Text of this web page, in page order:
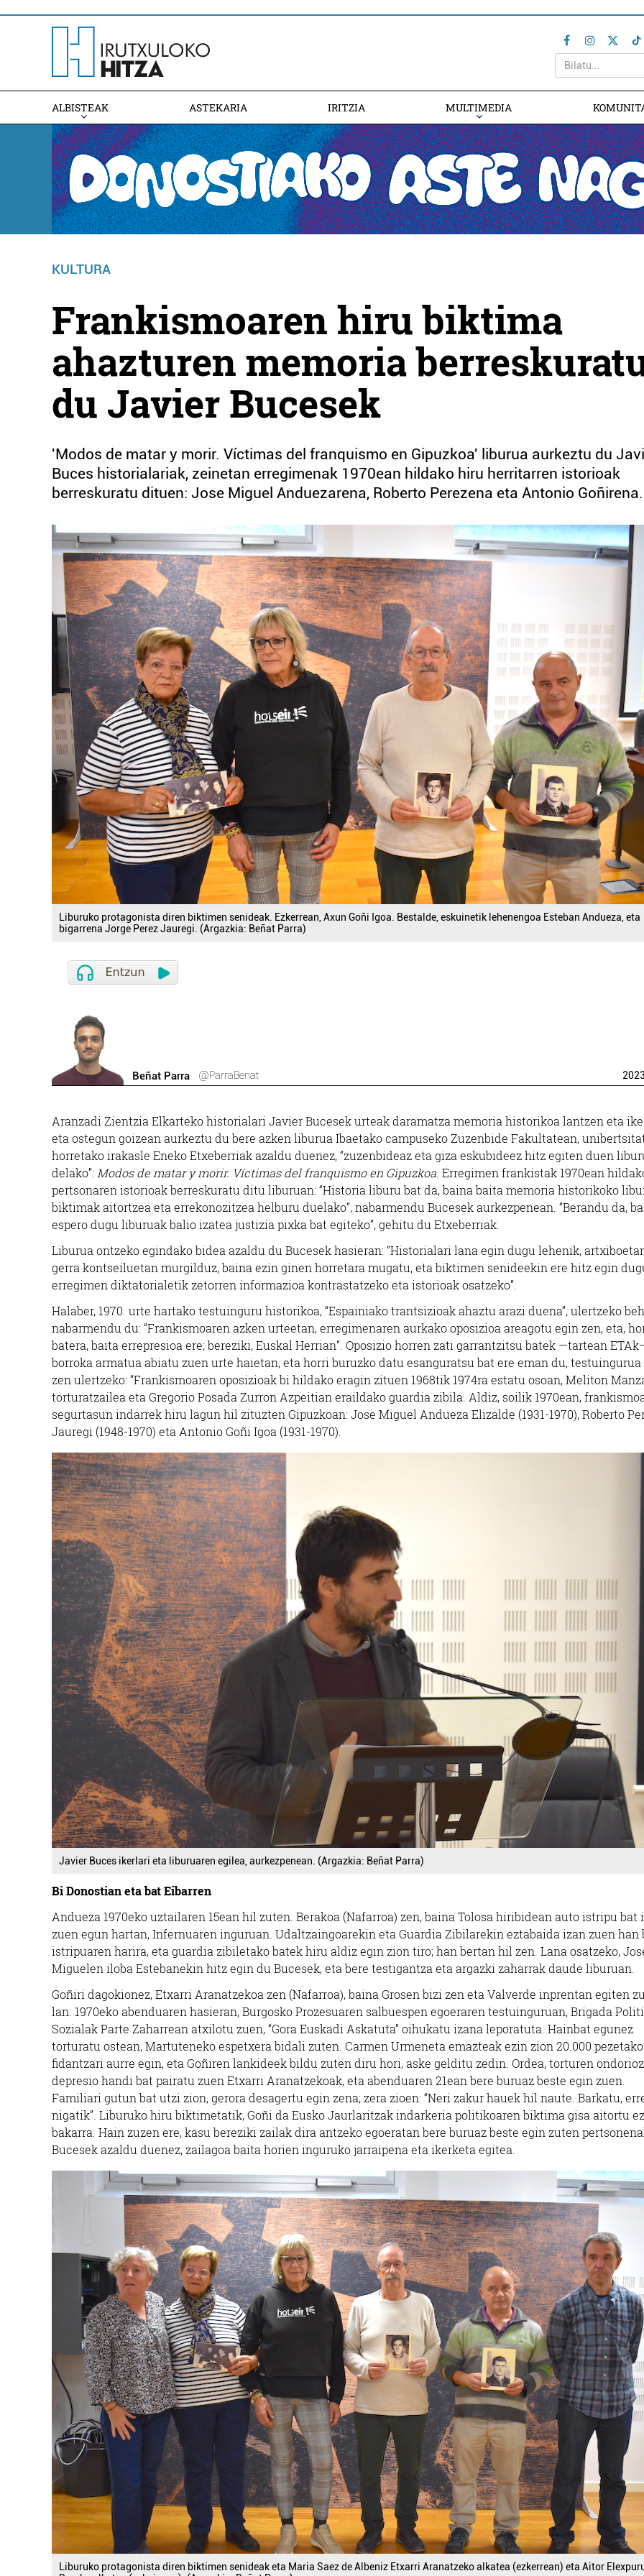
ALBISTEAK ASTEKARIA IRITZIA MULTIMEDIA
KULTURA
Frankismoaren hiru biktima
ahazturen memoria
du Javier Bucesek
'Modos de matar y morir. Víctimas del franquismo en Gipuzkoa' liburua aurkeztu du
Buces historialariak, zeinetan erregimenak 1970ean hildako hiru herritarren istorioak
berreskuratu dituen: Jose Miguel Anduezarena, Roberto Perezena eta Antonio Goñirena.
Liburuko protagonista diren biktimen senideak. Ezkerrean, Axun Goñi Igoa. Bestalde, eskuinetik lehenengoa Esteban Andueza, eta
bigarrena Jorge Perez Jauregi. (Argazkia: Beñat Parra)
Beñat Parra @ParraBenat
Aranzadi Zientzia Elkarteko historialari Javier Bucesek urteak daramatza memoria historikoa lantzen eta
eta ostegun goizean aurkeztu du bere azken liburua Ibaetako campuseko Zuzenbide Fakultatean,
horretako irakasle Eneko Etxeberriak azaldu duenez, “zuzenbideaz eta giza eskubideez hitz egiten duen
delako”: Modos de matar y morir. Víctimas del franquismo en Gipuzkoa. Erregimen frankistak 1970ean
pertsonaren istorioak berreskuratu ditu liburuan: “Historia liburu bat da, baina baita memoria historikoko
biktimak aitortzea eta errekonozitzea helburu duelako”, nabarmendu Bucesek aurkezpenean. “Berandu da,
espero dugu liburuak balio izatea justizia pixka bat egiteko”, gehitu du Etxeberriak.
Liburua ontzeko egindako bidea azaldu du Bucesek hasieran: “Historialari lana egin dugu lehenik,
gerra kontseiluetan murgilduz, baina ezin ginen horretara mugatu, eta biktimen senideekin ere hitz egin
erregimen diktatorialetik zetorren informazioa kontrastatzeko eta istorioak osatzeko”.
Halaber, 1970. urte hartako testuinguru historikoa, “Espainiako trantsizioak ahaztu arazi duena”, ulertzeko
nabarmendu du: “Frankismoaren azken urteetan, erregimenaren aurkako oposizioa areagotu egin zen, eta,
batera, baita errepresioa ere; bereziki, Euskal Herrian”. Oposizio horren zati garrantzitsu batek —tartean
borroka armatua abiatu zuen urte haietan, eta horri buruzko datu esanguratsu bat ere eman du,
zen ulertzeko: “Frankismoaren oposizioak bi hildako eragin zituen 1968tik 1974ra estatu osoan, Meliton
torturatzailea eta Gregorio Posada Zurron Azpeitian eraildako guardia zibila. Aldiz, soilik 1970ean,
segurtasun indarrek hiru lagun hil zituzten Gipuzkoan: Jose Miguel Andueza Elizalde (1931-1970), Roberto
Jauregi (1948-1970) eta Antonio Goñi Igoa (1931-1970).
Javier Buces ikerlari eta liburuaren egilea, aurkezpenean. (Argazkia: Beñat Parra)
Bi Donostian eta bat Eibarren
Andueza 1970eko uztailaren 15ean hil zuten. Berakoa (Nafarroa) zen, baina Tolosa hiribidean auto istripu bat
zuen egun hartan, Infernuaren inguruan. Udaltzaingoarekin eta Guardia Zibilarekin eztabaida izan zuen han
istripuaren harira, eta guardia zibiletako batek hiru aldiz egin zion tiro; han bertan hil zen. Lana osatzeko,
Miguelen iloba Estebanekin hitz egin du Bucesek, eta bere testigantza eta argazki zaharrak daude liburuan.
Goñiri dagokionez, Etxarri Aranatzekoa zen (Nafarroa), baina Grosen bizi zen eta Valverde inprentan egiten
lan. 1970eko abenduaren hasieran, Burgosko Prozesuaren salbuespen egoeraren testuinguruan, Brigada
Sozialak Parte Zaharrean atxilotu zuen, “Gora Euskadi Askatuta” oihukatu izana leporatuta. Hainbat egunez
torturatu ostean, Martuteneko espetxera bidali zuten. Carmen Urmeneta emazteak ezin zion 20.000 pezetako
fidantzari aurre egin, eta Goñiren lankideek bildu zuten diru hori, aske gelditu zedin. Ordea, torturen
depresio handi bat pairatu zuen Etxarri Aranatzekoak, eta abenduaren 21ean bere buruaz beste egin zuen.
Familiari gutun bat utzi zion, gerora desagertu egin zena; zera zioen: “Neri zakur hauek hil naute. Barkatu,
nigatik”. Liburuko hiru biktimetatik, Goñi da Eusko Jaurlaritzak indarkeria politikoaren biktima gisa aitortu
bakarra. Hain zuzen ere, kasu bereziki zailak dira antzeko egoeratan bere buruaz beste egin zuten
Bucesek azaldu duenez, zailagoa baita horien inguruko jarraipena eta ikerketa egitea.
Liburuko protagonista diren biktimen senideak eta Maria Saez de Albeniz Etxarri Aranatzeko alkatea (ezkerrean) eta Aitor